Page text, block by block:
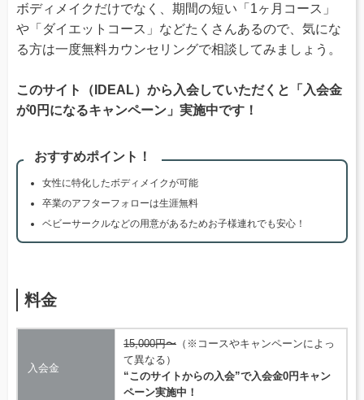
ボディメイクだけでなく、期間の短い「1ヶ月コース」
や「ダイエットコース」などたくさんあるので、気にな
る方は一度無料カウンセリングで相談してみましょう。
このサイト（IDEAL）から入会していただくと「入会金
が0円になるキャンペーン」実施中です！
おすすめポイント！
女性に特化したボディメイクが可能
卒業のアフターフォローは生涯無料
ベビーサークルなどの用意があるためお子様連れでも安心！
料金
入会金
15,000円〜 （※コースやキャンペーンによっ
て異なる）
“このサイトからの入会”で入会金0円キャン
ペーン実施中！